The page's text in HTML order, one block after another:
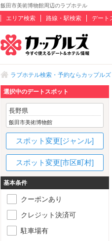
飯田市美術博物館周辺のラブホテル
エリア検索 路線・駅検索 デート
ラブホテル検索・予約ならカップルズ
選択中のデートスポット
長野県
飯田市美術博物館
スポット変更[ジャンル]
スポット変更[市区町村]
基本条件
クーポンあり
クレジット決済可
駐車場有